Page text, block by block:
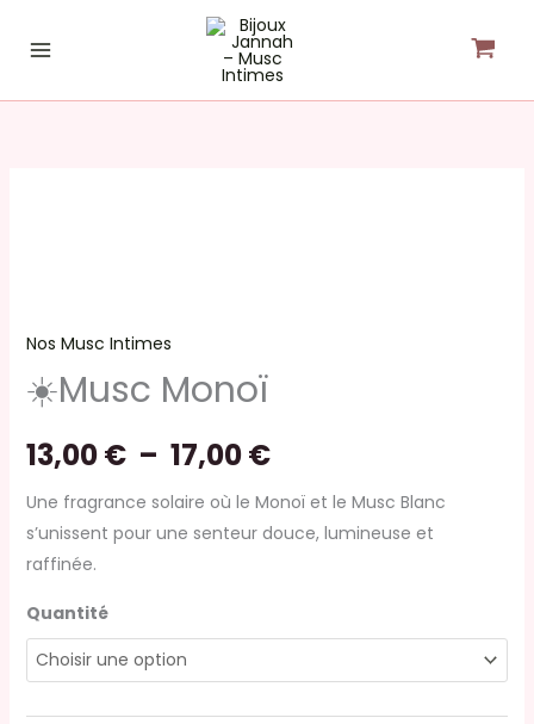
Nos Musc Intimes
☀️Musc Monoï
13,00€ – 17,00€17,00 €
Une fragrance solaire où le Monoï et le Musc Blanc
s’unissent pour une senteur douce, lumineuse et
raffinée.
Quantité